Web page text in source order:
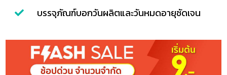
บรรจุภัณฑ์บอกวันผลิตและวันหมดอายุชัดเจน